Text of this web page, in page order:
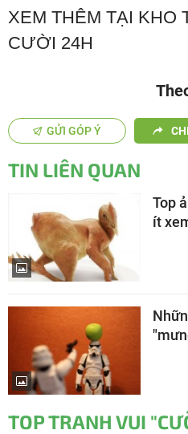
XEM THÊM TẠI KHO
CƯỜI 24H
GỬI GÓP Ý
TIN LIÊN QUAN
Top
ít
TOP TRANH VUI